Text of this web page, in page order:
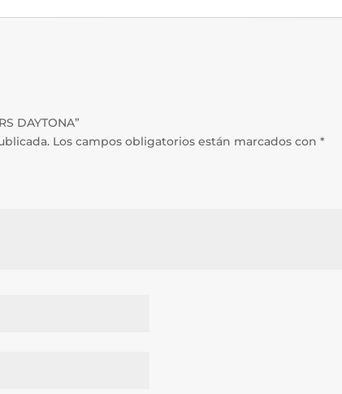
DAYTONA”
Los campos obligatorios están marcados con*